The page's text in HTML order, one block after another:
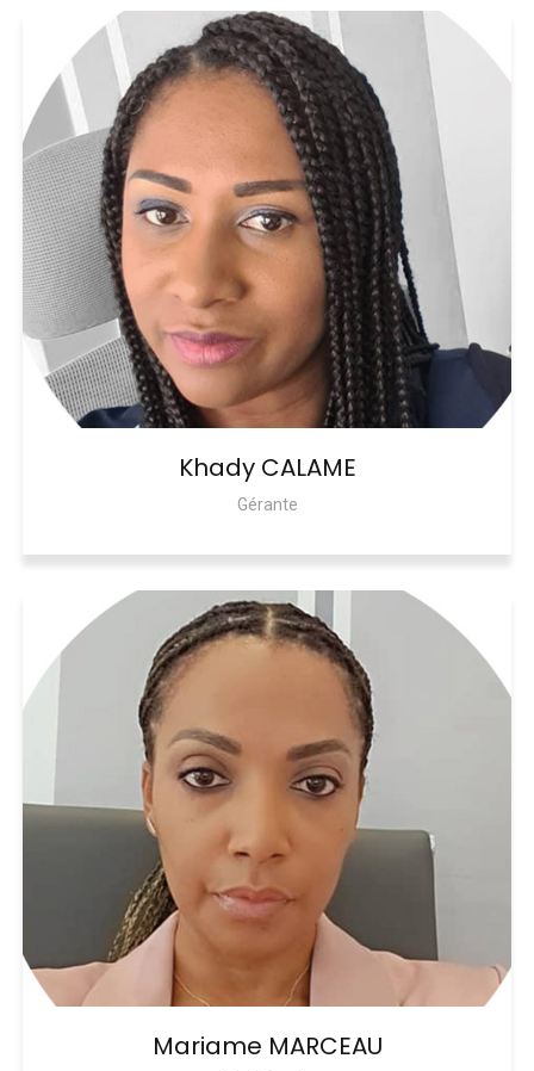
Khady CALAME
Gérante
Mariame MARCEAU